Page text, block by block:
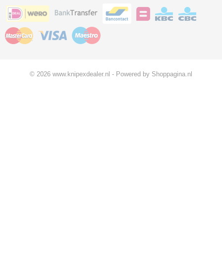
© 2026 www.knipexdealer.nl - Powered by Shoppagina.nl